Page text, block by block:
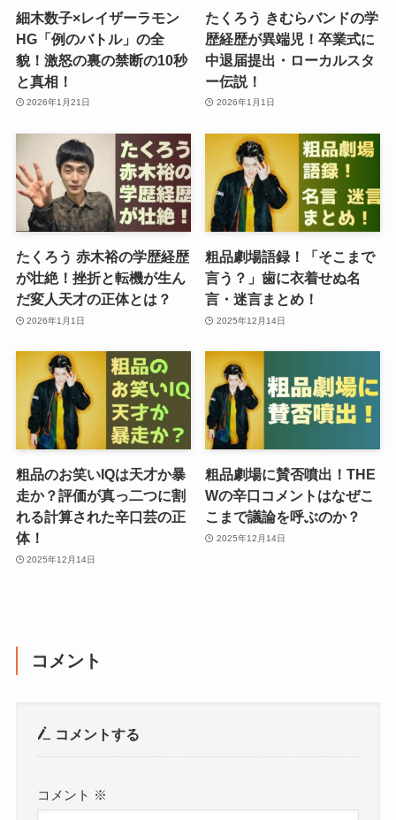
細木数子×レイザーラモン
HG「例のバトル」の全
貌！激怒の裏の禁断の10秒
と真相！
2026年1月21日
たくろう きむらバンドの学
歴経歴が異端児！卒業式に
中退届提出・ローカルスタ
ー伝説！
2026年1月1日
たくろう 赤木裕の学歴経歴
が壮絶！挫折と転機が生ん
だ変人天才の正体とは？
2026年1月1日
粗品劇場語録！「そこまで
言う？」歯に衣着せぬ名
言・迷言まとめ！
2025年12月14日
粗品のお笑いIQは天才か暴
走か？評価が真っ二つに割
れる計算された辛口芸の正
体！
2025年12月14日
粗品劇場に賛否噴出！THE
Wの辛口コメントはなぜこ
こまで議論を呼ぶのか？
2025年12月14日
コメント
コメントする
コメント ※